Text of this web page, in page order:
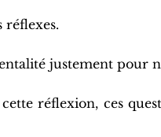
réflexes.
justement pour
réflexion, ces